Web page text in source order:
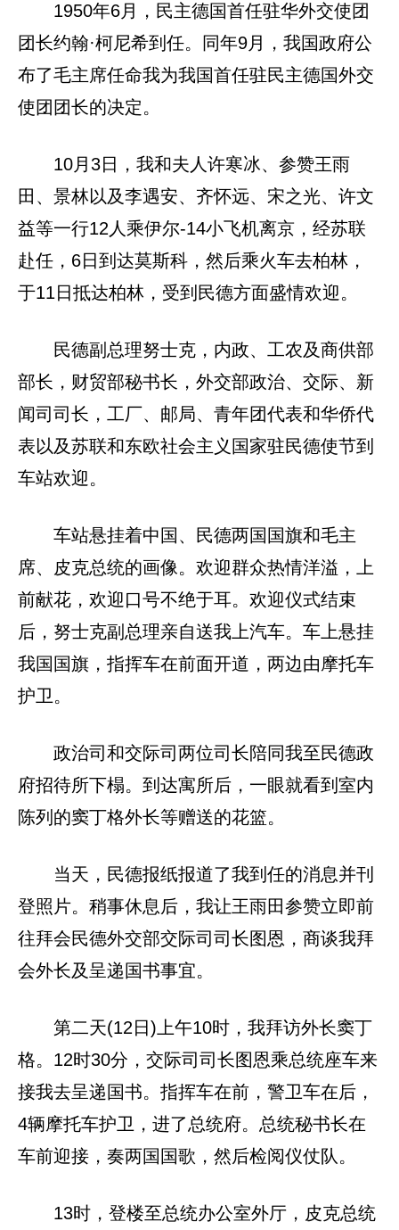
1950年6月，民主德国首任驻华外交使团
团长约翰·柯尼希到任。同年9月，我国政府公
布了毛主席任命我为我国首任驻民主德国外交
使团团长的决定。
10月3日，我和夫人许寒冰、参赞王雨
田、景林以及李遇安、齐怀远、宋之光、许文
益等一行12人乘伊尔-14小飞机离京，经苏联
赴任，6日到达莫斯科，然后乘火车去柏林，
于11日抵达柏林，受到民德方面盛情欢迎。
民德副总理努士克，内政、工农及商供部
部长，财贸部秘书长，外交部政治、交际、新
闻司司长，工厂、邮局、青年团代表和华侨代
表以及苏联和东欧社会主义国家驻民德使节到
车站欢迎。
车站悬挂着中国、民德两国国旗和毛主
席、皮克总统的画像。欢迎群众热情洋溢，上
前献花，欢迎口号不绝于耳。欢迎仪式结束
后，努士克副总理亲自送我上汽车。车上悬挂
我国国旗，指挥车在前面开道，两边由摩托车
护卫。
政治司和交际司两位司长陪同我至民德政
府招待所下榻。到达寓所后，一眼就看到室内
陈列的窦丁格外长等赠送的花篮。
当天，民德报纸报道了我到任的消息并刊
登照片。稍事休息后，我让王雨田参赞立即前
往拜会民德外交部交际司司长图恩，商谈我拜
会外长及呈递国书事宜。
第二天(12日)上午10时，我拜访外长窦丁
格。12时30分，交际司司长图恩乘总统座车来
接我去呈递国书。指挥车在前，警卫车在后，
4辆摩托车护卫，进了总统府。总统秘书长在
车前迎接，奏两国国歌，然后检阅仪仗队。
13时，登楼至总统办公室外厅，皮克总统